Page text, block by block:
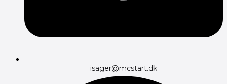
isager@mcstart.dk